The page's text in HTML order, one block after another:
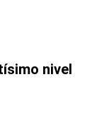
nivel